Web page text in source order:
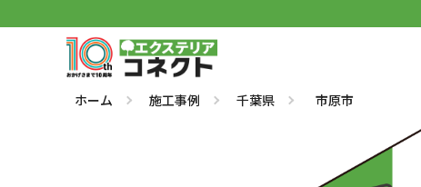
ホーム 施工事例 千葉県 市原市